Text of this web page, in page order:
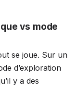
vs mode
se joue. Sur un
d’exploration
y a des